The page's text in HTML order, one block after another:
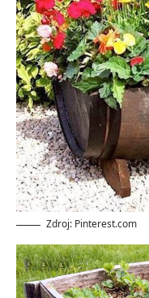
Zdroj: Pinterest.com